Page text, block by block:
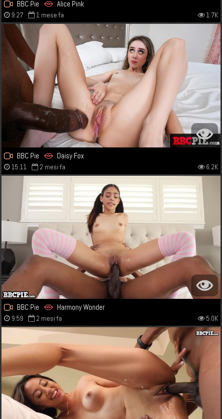
BBC Pie Alice Pink
9:27 1 mese fa 1.7K
BBC Pie Daisy Fox
15:11 2 mesi fa 6.2K
BBC Pie Harmony Wonder
9:59 2 mesi fa 5.0K